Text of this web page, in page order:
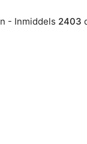
- Inmiddels 2403